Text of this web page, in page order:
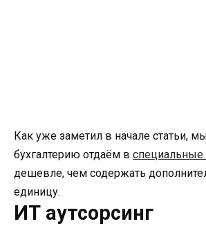
Как уже заметил в начале статьи,
бухгалтерию отдаём в
дешевле, чем содержать
единицу.
ИТ аутсорсинг